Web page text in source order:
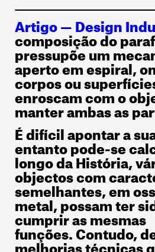
Artigo — Design
composição do
pressupõe um
aperto em espiral,
corpos ou
enroscam com o
manter ambas as
É difícil apontar a
entanto pode-se
longo da História,
objectos com
semelhantes, em
metal, possam ter
cumprir as mesmas
funções. Contudo,
melhorias técnicas